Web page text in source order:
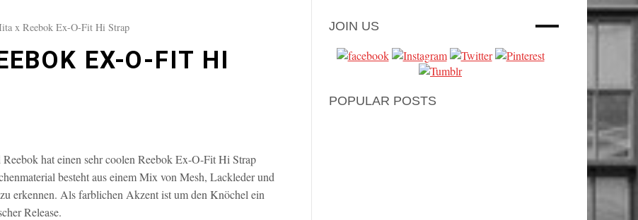
x Reebok Ex-O-Fit Hi Strap
EX-O-FIT HI
hat einen sehr coolen Reebok Ex-O-Fit Hi Strap
besteht aus einem Mix von Mesh, Lackleder und
erkennen. Als farblichen Akzent ist um den Knöchel ein
Release.
JOIN US
POPULAR POSTS